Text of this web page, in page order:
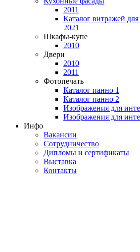
2011
Каталог витражей
2021
Шкафы-купе
2010
Двери
2010
2011
Фотопечать
Каталог панно 1
Каталог панно 2
Изображения для
Изображения для
Инфо
Вакансии
Сотрудничество
Дипломы и сертификаты
Выставка
Контакты